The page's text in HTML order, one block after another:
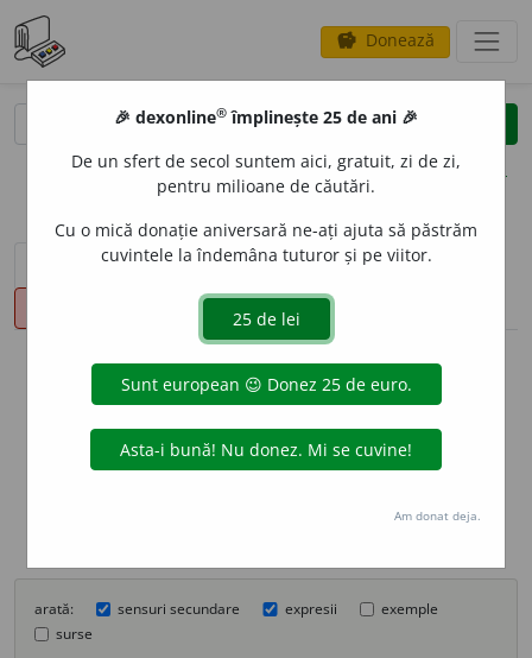
savings Donează
clear
opțiuni
sinteza definițiilor (2) definiții (37)
declinări
info
Aceste definiții sunt compilate de
echipa dexonline. Definițiile
originale se află pe filadefiniții.
Puteți reordona filele pe pagina de
arată: sensuri secundare expresii
exemple
surse
🎉 dexonline® împlinește 25 de ani 🎉
De un sfert de secol suntem aici, gratuit, zi de zi,
pentru milioane de căutări.
Cu o mică donație aniversară ne-ați ajuta să păstrăm
cuvintele la îndemâna tuturor și pe viitor.
Am donat deja.